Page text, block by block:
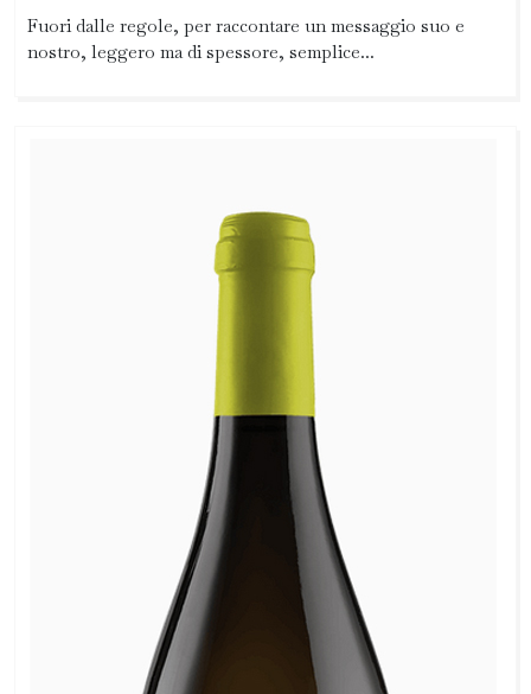
Fuori dalle regole, per raccontare un messaggio suo e
nostro, leggero ma di spessore, semplice...